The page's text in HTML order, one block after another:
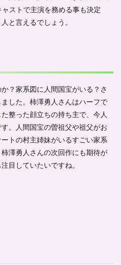
ストで主演を務める事も決定
と言えるでしょう。
？家系図に人間国宝がいる？さ
した。柿澤勇人さんはハーフで
整った顔立ちの持ち主で、今人
。人間国宝の曽祖父や祖父がお
トの村主姉妹がいるすごい家系
澤勇人さんの次回作にも期待が
目していたいですね。